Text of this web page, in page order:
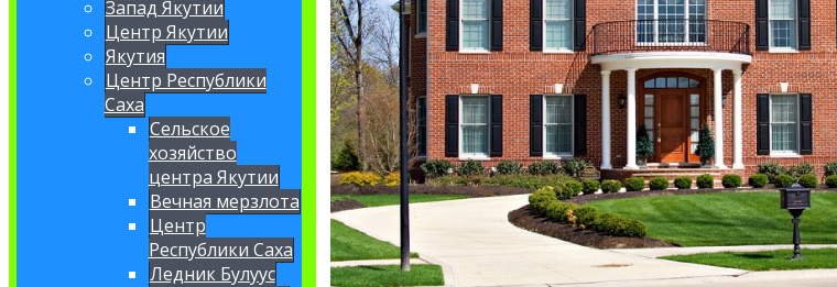
Запад Якутии
Центр Якутии
Якутия
Центр Республики
Саха
Сельское
хозяйство
центра Якутии
Вечная мерзлота
Центр
Республики Саха
Ледник Булуус